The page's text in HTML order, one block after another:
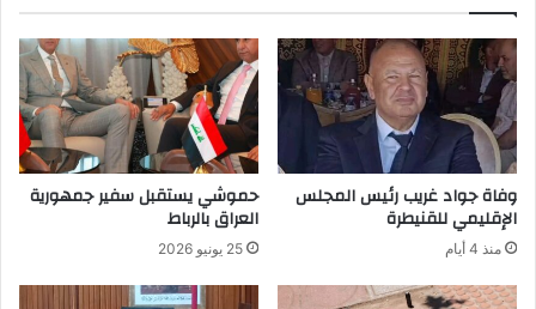
وفاة جواد غريب رئيس المجلس
الإقليمي للقنيطرة
منذ 4 أيام
حموشي يستقبل سفير جمهورية
العراق بالرباط
25 يونيو 2026